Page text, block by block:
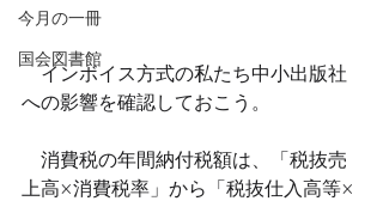
今月の一冊
国会図書館
インボイス方式の私たち中小出版社
への影響を確認しておこう。
消費税の年間納付税額は、「税抜売
上高×消費税率」から「税抜仕入高等×